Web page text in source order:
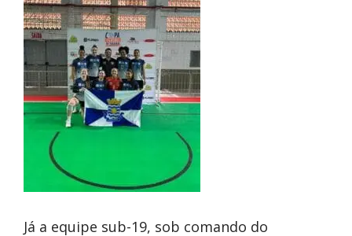
Já a equipe sub-19, sob comando do